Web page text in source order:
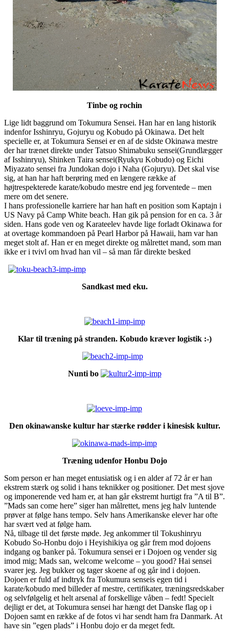
Tinbe og rochin
Lige lidt baggrund om Tokumura Sensei. Han har en lang historik
indenfor Isshinryu, Gojuryu og Kobudo på Okinawa. Det helt
specielle er, at Tokumura Sensei er en af de sidste Okinawa mestre
der har trænet direkte under Tatsuo Shimabuku sensei(Grundlægger
af Isshinryu), Shinken Taira sensei(Ryukyu Kobudo) og Eichi
Miyazato sensei fra Jundokan dojo i Naha (Gojuryu). Det skal vise
sig, at han har haft berøring med en længere række af
højtrespekterede karate/kobudo mestre end jeg forventede – men
mere om det senere.
I hans professionelle karriere har han haft en position som Kaptajn i
US Navy på Camp White beach. Han gik på pension for en ca. 3 år
siden. Hans gode ven og Karateelev havde lige forladt Okinawa for
at overtage kommandoen på Pearl Harbor på Hawaii, ham var han
meget stolt af. Han er en meget direkte og målrettet mand, som man
ikke er i tvivl om hvad han vil – så man får direkte besked
Sandkast med eku.
Klar til træning på stranden. Kobudo kræver logistik :-)
Nunti bo
Den okinawanske kultur har stærke rødder i kinesisk kultur.
Træning udenfor Honbu Dojo
Som person er han meget entusiatisk og i en alder af 72 år er han
ekstrem stærk og solid i hans teknikker og positioner. Det mest sjove
og imponerende ved ham er, at han går ekstremt hurtigt fra ”A til B”.
”Mads san come here” siger han målrettet, mens jeg halv luntende
prøver at følge hans tempo. Selv hans Amerikanske elever har ofte
har svært ved at følge ham.
Nå, tilbage til det første møde. Jeg ankommer til Tokushinryu
Kobudo So-Honbu dojo i Heyishikiya og går frem mod dojoens
indgang og banker på. Tokumura sensei er i Dojoen og vender sig
imod mig; Mads san, welcome welcome – you good? Hai sensei
svarer jeg. Jeg bukker og tager skoene af og går ind i dojoen.
Dojoen er fuld af indtryk fra Tokumura senseis egen tid i
karate/kobudo med billeder af mestre, certifikater, træningsredskaber
og selvfølgelig et helt arsenal af forskellige våben – fedt! Specielt
dejligt er det, at Tokumura sensei har hængt det Danske flag op i
Dojoen samt en række af de fotos vi har sendt ham fra Danmark. At
have sin ”egen plads” i Honbu dojo er da meget fedt.